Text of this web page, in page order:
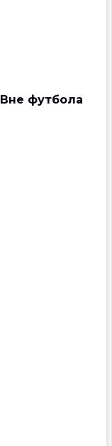
Вне футбола